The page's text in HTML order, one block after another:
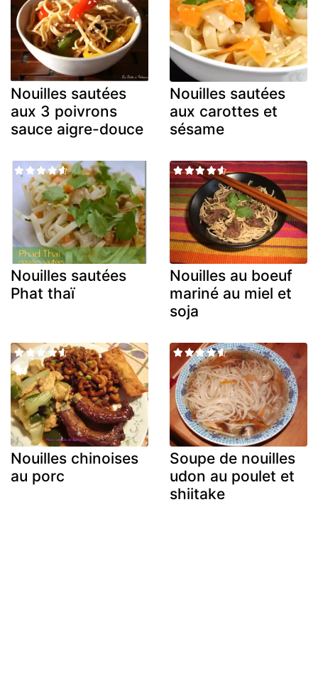
Nouilles sautées
aux 3 poivrons
sauce aigre-douce
Nouilles sautées
aux carottes et
sésame
Nouilles sautées
Phat thaï
Nouilles au boeuf
mariné au miel et
soja
Nouilles chinoises
au porc
Soupe de nouilles
udon au poulet et
shiitake